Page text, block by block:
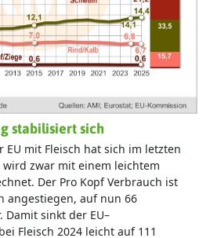
stabilisiert sich
EU mit Fleisch hat sich im letzten
wird zwar mit einem leichtem
Der Pro Kopf Verbrauch ist
angestiegen, auf nun 66
sinkt der EU–
Fleisch 2024 leicht auf 111
lagen Jahr 2024 bei
Schweinefleisch bei 116 Prozent,
und bei Schaf–/Ziegenfleisch
die EU–Kommission
EU–Erzeugung und dem EU–